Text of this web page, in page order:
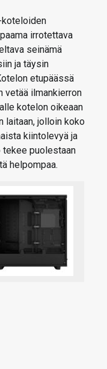
koteloiden
irrotettava
seinämä
ja täysin
etupäässä
vetää ilmankierron
kotelon oikeaan
laitaan, jolloin koko
kiintolevyä ja
tekee puolestaan
helpompaa.